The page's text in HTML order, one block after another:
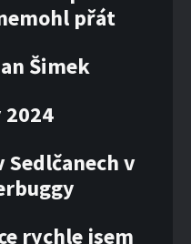
přát
Šimek
2024
Sedlčanech v
rychle jsem